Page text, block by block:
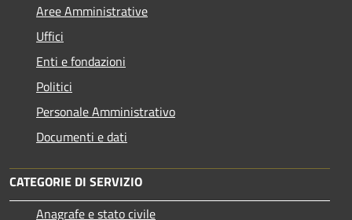
Aree Amministrative
Uffici
Enti e fondazioni
Politici
Personale Amministrativo
Documenti e dati
CATEGORIE DI SERVIZIO
Anagrafe e stato civile